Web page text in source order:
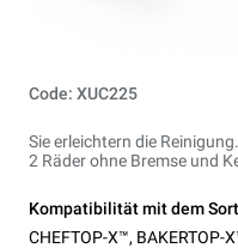
Code: XUC225
Sie erleichtern die
2 Räder ohne Bremse und
Kompatibilität mit dem
CHEFTOP-X™, BAKERTOP-